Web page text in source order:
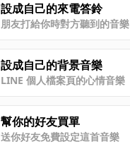
設成自己的來電答鈴
朋友打給你時對方聽到的音樂
設成自己的背景音樂
LINE 個人檔案頁的心情音樂
幫你的好友買單
送你好友免費設定這首音樂